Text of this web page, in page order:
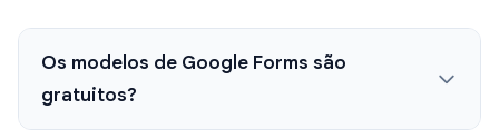
Os modelos de Google Forms são
gratuitos?